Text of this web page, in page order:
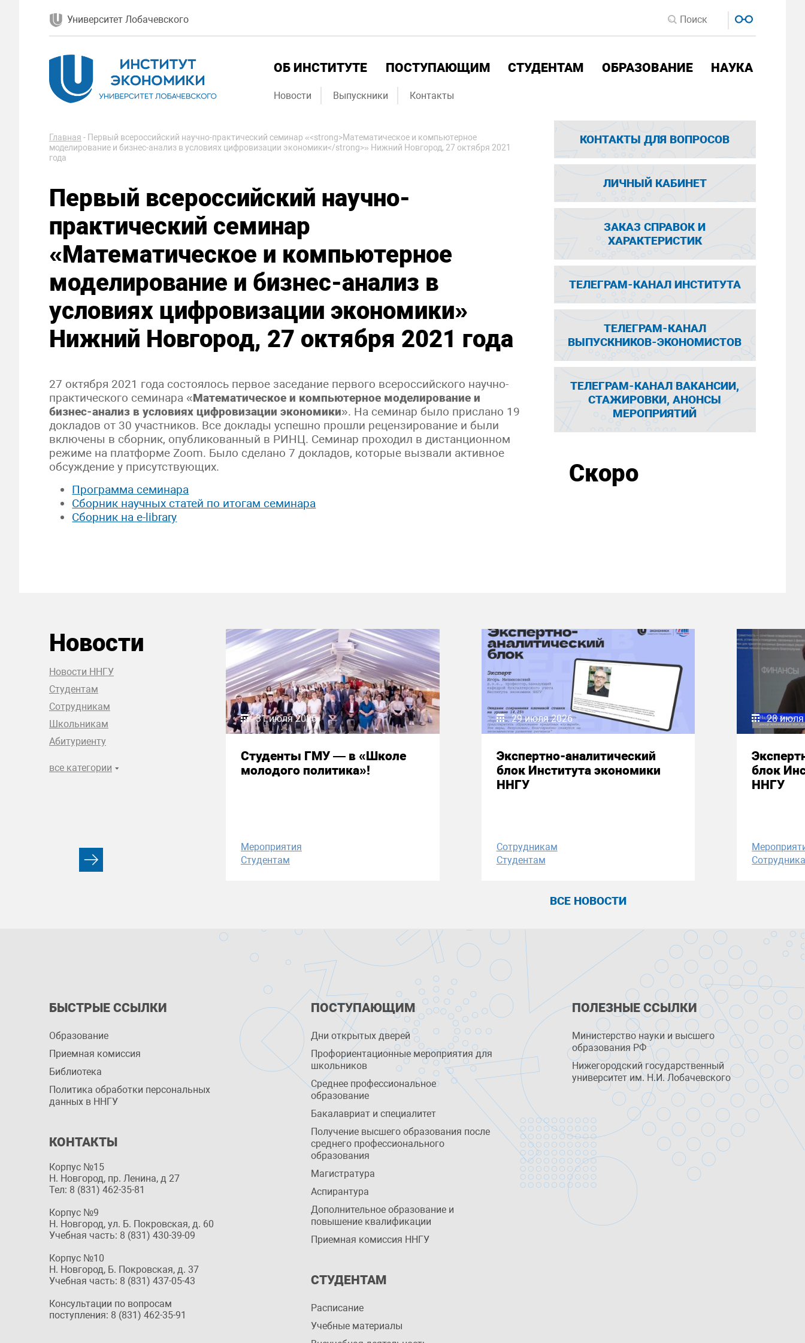
Университет Лобачевского
ОБ ИНСТИТУТЕ ПОСТУПАЮЩИМ СТУДЕНТАМ ОБРАЗОВАНИЕ НАУКА
Новости Выпускники Контакты
Главная - Первый всероссийский научно-практический семинар «<strong>Математическое и компьютерное
моделирование и бизнес-анализ в условиях цифровизации экономики</strong>» Нижний Новгород, 27 октября 2021
года
Первый всероссийский научно-
практический семинар
«Математическое и компьютерное
моделирование и бизнес-анализ в
условиях цифровизации экономики»
Нижний Новгород, 27 октября 2021 года
27 октября 2021 года состоялось первое заседание первого всероссийского научно-
практического семинара «Математическое и компьютерное моделирование и
бизнес-анализ в условиях цифровизации экономики». На семинар было прислано 19
докладов от 30 участников. Все доклады успешно прошли рецензирование и были
включены в сборник, опубликованный в РИНЦ. Семинар проходил в дистанционном
режиме на платформе Zoom. Было сделано 7 докладов, которые вызвали активное
обсуждение у присутствующих.
Программа семинара
Сборник научных статей по итогам семинара
Сборник на e-library
КОНТАКТЫ ДЛЯ ВОПРОСОВ
ЛИЧНЫЙ КАБИНЕТ
ЗАКАЗ СПРАВОК И
ХАРАКТЕРИСТИК
ТЕЛЕГРАМ-КАНАЛ ИНСТИТУТА
ТЕЛЕГРАМ-КАНАЛ
ВЫПУСКНИКОВ-ЭКОНОМИСТОВ
ТЕЛЕГРАМ-КАНАЛ ВАКАНСИИ,
СТАЖИРОВКИ, АНОНСЫ
МЕРОПРИЯТИЙ
Скоро
Новости
Новости ННГУ
Студентам
Сотрудникам
Школьникам
Абитуриенту
все категории
31 июля 2026
Студенты ГМУ — в «Школе
молодого политика»!
Мероприятия
Студентам
29 июля 2026
Экспертно-аналитический
блок Института экономики
ННГУ
Сотрудникам
Студентам
28
блок
ННГУ
ВСЕ НОВОСТИ
БЫСТРЫЕ ССЫЛКИ
Образование
Приемная комиссия
Библиотека
Политика обработки персональных
данных в ННГУ
КОНТАКТЫ
Корпус №15
Н. Новгород, пр. Ленина, д 27
Тел: 8 (831) 462-35-81
Корпус №9
Н. Новгород, ул. Б. Покровская, д. 60
Учебная часть: 8 (831) 430-39-09
Корпус №10
Н. Новгород, Б. Покровская, д. 37
Учебная часть: 8 (831) 437-05-43
Консультации по вопросам
поступления: 8 (831) 462-35-91
ПОСТУПАЮЩИМ
Дни открытых дверей
Профориентационные мероприятия для
школьников
Среднее профессиональное
образование
Бакалавриат и специалитет
Получение высшего образования после
среднего профессионального
образования
Магистратура
Аспирантура
Дополнительное образование и
повышение квалификации
Приемная комиссия ННГУ
СТУДЕНТАМ
Расписание
Учебные материалы
ПОЛЕЗНЫЕ ССЫЛКИ
Министерство науки и высшего
образования РФ
Нижегородский государственный
университет им. Н.И. Лобачевского